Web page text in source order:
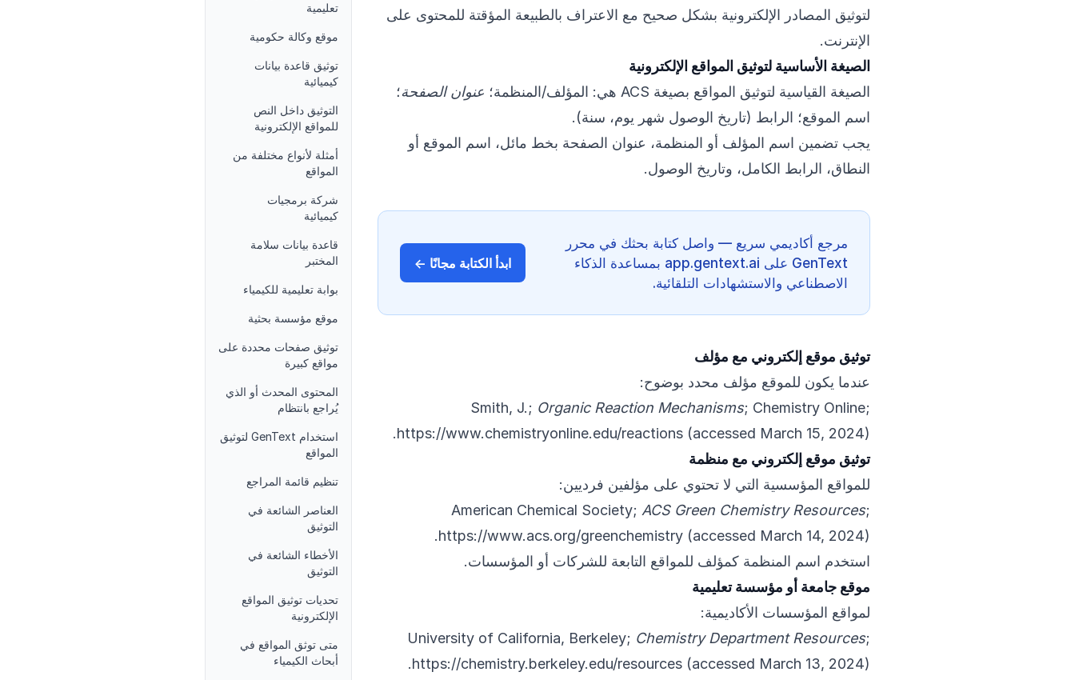
لتوثيق المصادر الإلكترونية بشكل صحيح مع الاعتراف بالطبيعة المؤقتة للمحتوى على
الإنترنت.
الصيغة الأساسية لتوثيق المواقع الإلكترونية
الصيغة القياسية لتوثيق المواقع بصيغة ACS هي: المؤلف/المنظمة؛
عنوان الصفحة؛
اسم الموقع؛ الرابط (تاريخ الوصول شهر يوم، سنة).
يجب تضمين اسم المؤلف أو المنظمة، عنوان الصفحة بخط مائل، اسم الموقع أو
النطاق، الرابط الكامل، وتاريخ الوصول.
مرجع أكاديمي سريع — واصل كتابة بحثك في محرر
GenText على app.gentext.ai بمساعدة الذكاء
الاصطناعي والاستشهادات التلقائية.
ابدأ الكتابة مجانًا ←
توثيق موقع إلكتروني مع مؤلف
عندما يكون للموقع مؤلف محدد بوضوح:
Smith, J.; Organic Reaction Mechanisms; Chemistry Online;
https://www.chemistryonline.edu/reactions (accessed March 15, 2024).
توثيق موقع إلكتروني مع منظمة
للمواقع المؤسسية التي لا تحتوي على مؤلفين فرديين:
American Chemical Society; ACS Green Chemistry Resources;
https://www.acs.org/greenchemistry (accessed March 14, 2024).
استخدم اسم المنظمة كمؤلف للمواقع التابعة للشركات أو المؤسسات.
موقع جامعة أو مؤسسة تعليمية
لمواقع المؤسسات الأكاديمية:
University of California, Berkeley; Chemistry Department Resources;
https://chemistry.berkeley.edu/resources (accessed March 13, 2024).
تعليمية
موقع وكالة حكومية
توثيق قاعدة بيانات
كيميائية
التوثيق داخل النص
للمواقع الإلكترونية
أمثلة لأنواع مختلفة من
المواقع
شركة برمجيات
كيميائية
قاعدة بيانات سلامة
المختبر
بوابة تعليمية للكيمياء
موقع مؤسسة بحثية
توثيق صفحات محددة على
مواقع كبيرة
المحتوى المحدث أو الذي
يُراجع بانتظام
استخدام GenText لتوثيق
المواقع
تنظيم قائمة المراجع
العناصر الشائعة في
التوثيق
الأخطاء الشائعة في
التوثيق
تحديات توثيق المواقع
الإلكترونية
متى توثق المواقع في
أبحاث الكيمياء